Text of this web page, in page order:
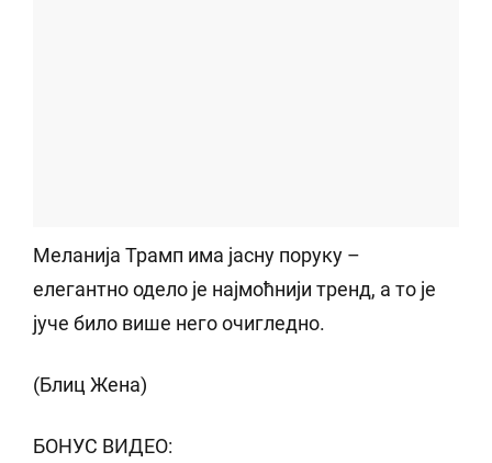
Меланија Трамп има јасну поруку –
елегантно одело је најмоћнији тренд, а то је
јуче било више него очигледно.
(Блиц Жена)
БОНУС ВИДЕО: